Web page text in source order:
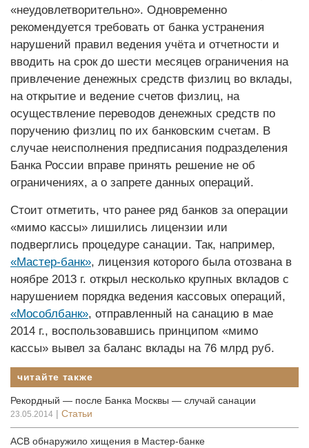
«неудовлетворительно». Одновременно
рекомендуется требовать от банка устранения
нарушений правил ведения учёта и отчетности и
вводить на срок до шести месяцев ограничения на
привлечение денежных средств физлиц во вклады,
на открытие и ведение счетов физлиц, на
осуществление переводов денежных средств по
поручению физлиц по их банковским счетам. В
случае неисполнения предписания подразделения
Банка России вправе принять решение не об
ограничениях, а о запрете данных операций.
Стоит отметить, что ранее ряд банков за операции
«мимо кассы» лишились лицензии или
подверглись процедуре санации. Так, например,
«Мастер-банк», лицензия которого была отозвана в
ноябре 2013 г. открыл несколько крупных вкладов с
нарушением порядка ведения кассовых операций,
«Мособлбанк», отправленный на санацию в мае
2014 г., воспользовавшись принципом «мимо
кассы» вывел за баланс вклады на 76 млрд руб.
читайте также
Рекордный — после Банка Москвы — случай санации
23.05.2014 | Статьи
АСВ обнаружило хищения в Мастер-банке